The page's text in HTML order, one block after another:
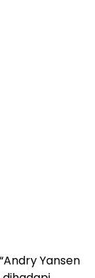
Yansen